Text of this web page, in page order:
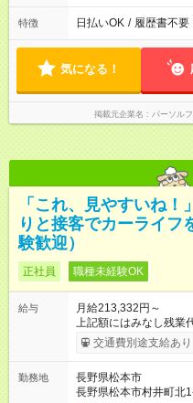
特徴 日払いOK / 履歴書不要
気になる！
掲載元企業名 パーソル
「これ、見やすいね
りと接客でカーライフ
験歓迎）
正社員 職種未経験OK
給与
月給213,332円～
上記額にはみなし残業
ます。 みなし残業代
時間／月 上記額には
す。 【試用期間】試用期間あり 試用期間の長さ：3ヶ月 雇用形
態、給与は本採用時と
交通費別途支給あり
勤務地
長野県松本市
長野県松本市村井町北